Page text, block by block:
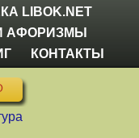
LIBOK.NET
АФОРИЗМЫ
КОНТАКТЫ